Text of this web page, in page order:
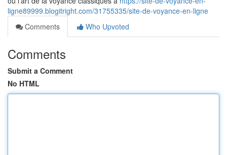
ligne89999.blogitright.com/31755335/site-de-voyance-en-ligne
Comments
Who Upvoted
Comments
Submit a Comment
No HTML